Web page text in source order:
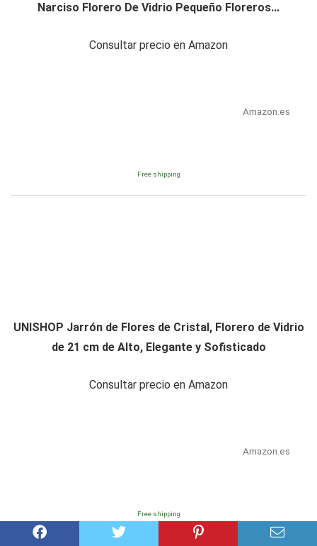
Narciso Florero De Vidrio Pequeño Floreros...
Consultar precio en Amazon
Amazon.es
Free shipping
UNISHOP Jarrón de Flores de Cristal, Florero de Vidrio
de 21 cm de Alto, Elegante y Sofisticado
Consultar precio en Amazon
Amazon.es
Free shipping